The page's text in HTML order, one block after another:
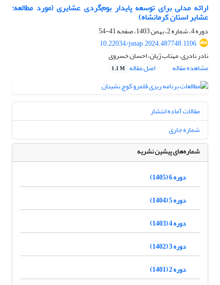
ارائه مدلی برای توسعه پایدار بوم‌گردی عشایری (مورد مطالعه:
عشایر استان کرمانشاه)
دوره 4، شماره 2، بهمن 1403، صفحه
41-54
10.22034/jsnap.2024.487748.1106
نادر نادری، مهتاب ژیان، احسان خسروی
مشاهده مقاله
اصل مقاله 1.1 M
مقالات آماده انتشار
شماره جاری
شماره‌های پیشین نشریه
دوره 6 (1405)
دوره 5 (1404)
دوره 4 (1403)
دوره 3 (1402)
دوره 2 (1401)